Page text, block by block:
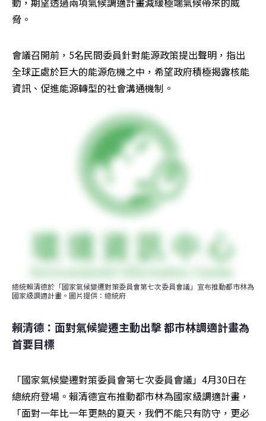
脅。
會議召開前，5名民間委員針對能源政策提出聲明，指出
全球正處於巨大的能源危機之中，希望政府積極揭露核能
資訊、促進能源轉型的社會溝通機制。
總統賴清德於「國家氣候變遷對策委員會第七次委員會議」宣布推動都市林為
國家級調適計畫。圖片提供：總統府
賴清德：面對氣候變遷主動出擊 都市林調適計畫為
首要目標
「國家氣候變遷對策委員會第七次委員會議」4月30日在
總統府登場。賴清德宣布推動都市林為國家級調適計畫，
「面對一年比一年更熱的夏天，我們不能只有防守，更必